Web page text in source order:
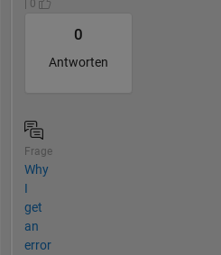
| 0
0
Antworten
Frage
Why
I
get
an
error